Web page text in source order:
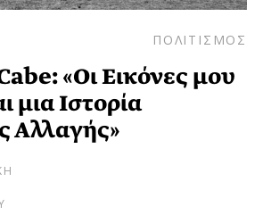
ΠΟΛΙΤΙΣΜΟΣ
«Οι Εικόνες μου
μια Ιστορία
Αλλαγής»